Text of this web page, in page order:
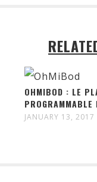
OHMIBOD : LE
PROGRAMMABLE
JANUARY 13, 2017